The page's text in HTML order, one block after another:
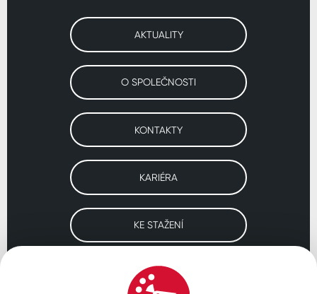
AKTUALITY
O SPOLEČNOSTI
KONTAKTY
KARIÉRA
KE STAŽENÍ
Navštivte naše pobočky